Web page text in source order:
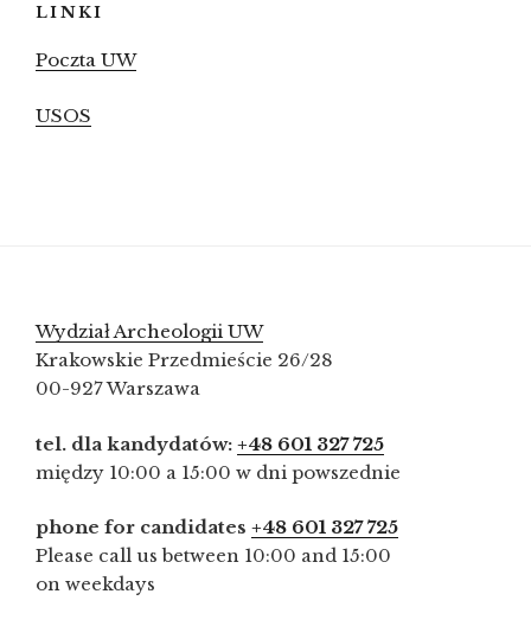
LINKI
Poczta UW
USOS
Wydział Archeologii UW
Krakowskie Przedmieście 26/28
00-927 Warszawa
tel. dla kandydatów: +48 601 327 725
między 10:00 a 15:00 w dni powszednie
phone for candidates +48 601 327 725
Please call us between 10:00 and 15:00
on weekdays